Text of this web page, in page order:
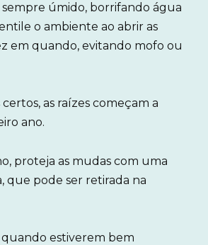
sempre úmido, borrifando água
o ambiente ao abrir as
em quando, evitando mofo ou
as raízes começam a
ano.
proteja as mudas com uma
que pode ser retirada na
quando estiverem bem